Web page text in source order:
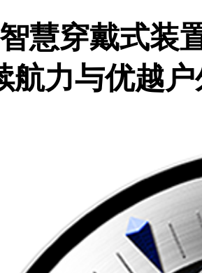
慧穿戴式装
航力与优越